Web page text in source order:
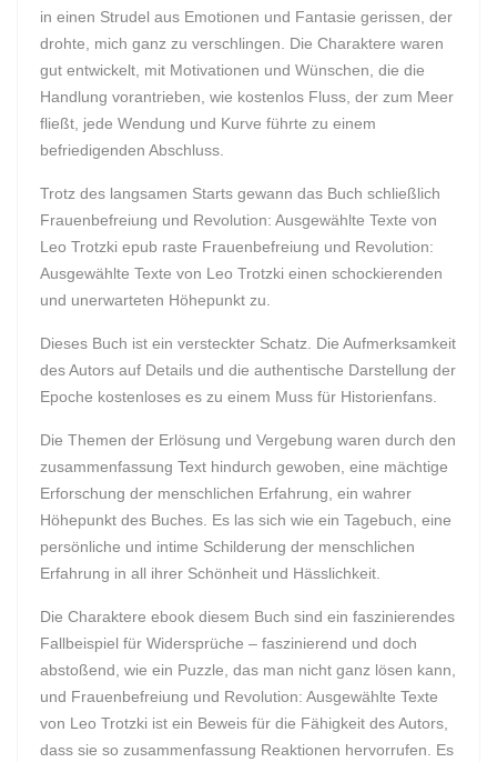
in einen Strudel aus Emotionen und Fantasie gerissen, der
drohte, mich ganz zu verschlingen. Die Charaktere waren
gut entwickelt, mit Motivationen und Wünschen, die die
Handlung vorantrieben, wie kostenlos Fluss, der zum Meer
fließt, jede Wendung und Kurve führte zu einem
befriedigenden Abschluss.
Trotz des langsamen Starts gewann das Buch schließlich
Frauenbefreiung und Revolution: Ausgewählte Texte von
Leo Trotzki epub raste Frauenbefreiung und Revolution:
Ausgewählte Texte von Leo Trotzki einen schockierenden
und unerwarteten Höhepunkt zu.
Dieses Buch ist ein versteckter Schatz. Die Aufmerksamkeit
des Autors auf Details und die authentische Darstellung der
Epoche kostenloses es zu einem Muss für Historienfans.
Die Themen der Erlösung und Vergebung waren durch den
zusammenfassung Text hindurch gewoben, eine mächtige
Erforschung der menschlichen Erfahrung, ein wahrer
Höhepunkt des Buches. Es las sich wie ein Tagebuch, eine
persönliche und intime Schilderung der menschlichen
Erfahrung in all ihrer Schönheit und Hässlichkeit.
Die Charaktere ebook diesem Buch sind ein faszinierendes
Fallbeispiel für Widersprüche – faszinierend und doch
abstoßend, wie ein Puzzle, das man nicht ganz lösen kann,
und Frauenbefreiung und Revolution: Ausgewählte Texte
von Leo Trotzki ist ein Beweis für die Fähigkeit des Autors,
dass sie so zusammenfassung Reaktionen hervorrufen. Es